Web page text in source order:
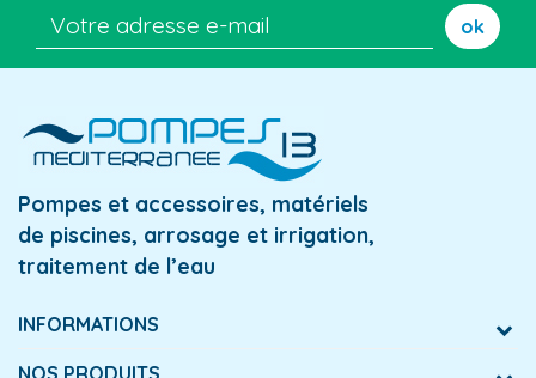
ok
Pompes et accessoires, matériels
de piscines, arrosage et irrigation,
traitement de l’eau
INFORMATIONS